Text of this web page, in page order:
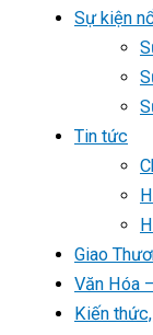
Sự kiện
Tin tức
Giao
Văn Hóa
Kiến